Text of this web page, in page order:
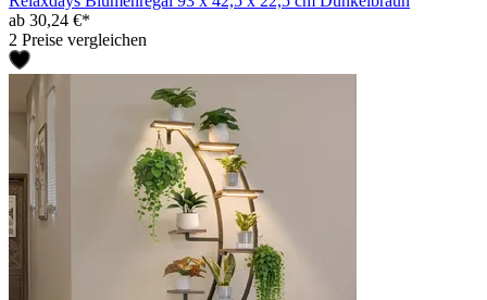
ab 30,24 €*
2 Preise vergleichen